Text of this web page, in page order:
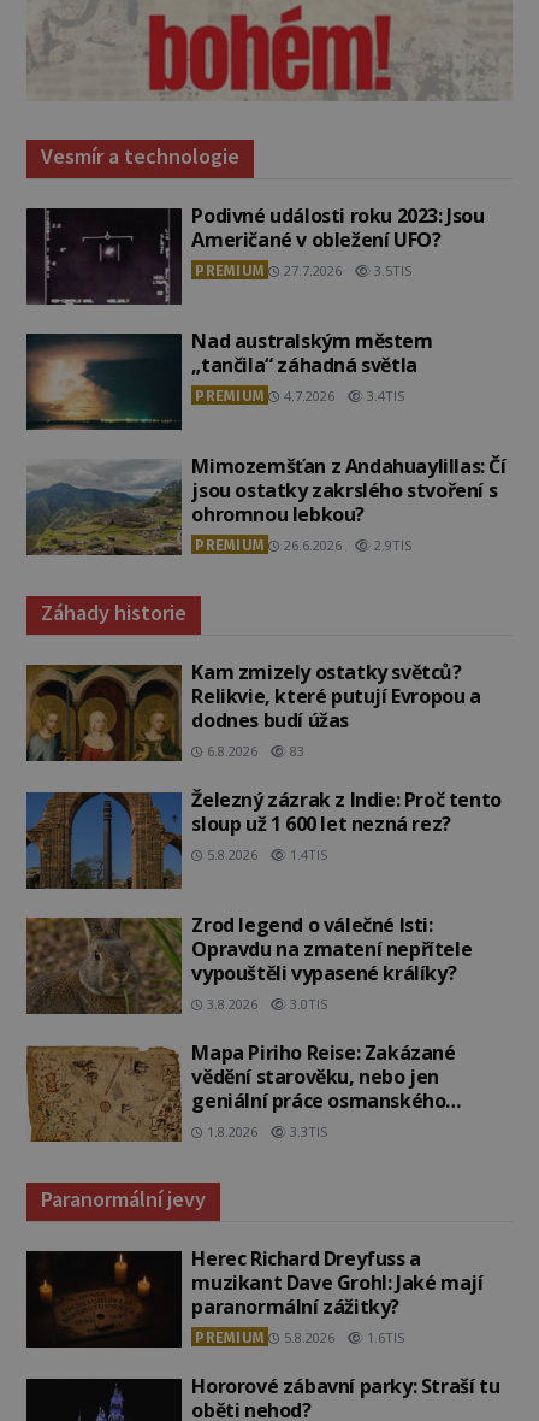
Vesmír a technologie
Podivné události roku 2023: Jsou
Američané v obležení UFO?
PREMIUM 27.7.2026 3.5TIS
Nad australským městem
„tančila“ záhadná světla
PREMIUM 4.7.2026 3.4TIS
Mimozemšťan z Andahuaylillas: Čí
jsou ostatky zakrslého stvoření s
ohromnou lebkou?
PREMIUM 26.6.2026 2.9TIS
Záhady historie
Kam zmizely ostatky světců?
Relikvie, které putují Evropou a
dodnes budí úžas
6.8.2026 83
Železný zázrak z Indie: Proč tento
sloup už 1 600 let nezná rez?
5.8.2026 1.4TIS
Zrod legend o válečné lsti:
Opravdu na zmatení nepřítele
vypouštěli vypasené králíky?
3.8.2026 3.0TIS
Mapa Piriho Reise: Zakázané
vědění starověku, nebo jen
geniální práce osmanského
admirála?
1.8.2026 3.3TIS
Paranormální jevy
Herec Richard Dreyfuss a
muzikant Dave Grohl: Jaké mají
paranormální zážitky?
PREMIUM 5.8.2026 1.6TIS
Hororové zábavní parky: Straší tu
oběti nehod?